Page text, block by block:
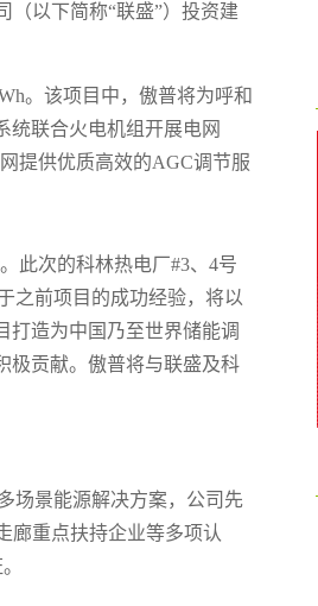
（以下简称“联盛”）投资建
。该项目中，傲普将为呼和
统联合火电机组开展电网
提供优质高效的AGC调节服
此次的科林热电厂#3、 4号
之前项目的成功经验，将以
打造为中国乃至世界储能调
极贡献。傲普将与联盛及科
场景能源解决方案，公司先
廊重点扶持企业等多项认